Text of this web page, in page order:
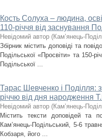
Кость Солуха – людина,
110-річчя від заснування
Невідомий автор (Кам’янець-
Збірник містить доповіді та
Подільської «Просвіти» та 150-
Подільської ...
Тарас Шевченко і Поділля:
річчю від дня народження
Невідомий автор (Кам’янець-
Містить тексти доповідей та
Кам’янець-Подільський, 5-6
Кобзаря, його ...